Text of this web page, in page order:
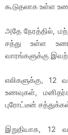
கூடுதலாக உள்ள
அதே நேரத்தில்,
சத்து உள்ள
வாரங்களுக்கு
எலிகளுக்கு, 12
உணவுகள்,
புரோட்டீன்
இறுதியாக, 12